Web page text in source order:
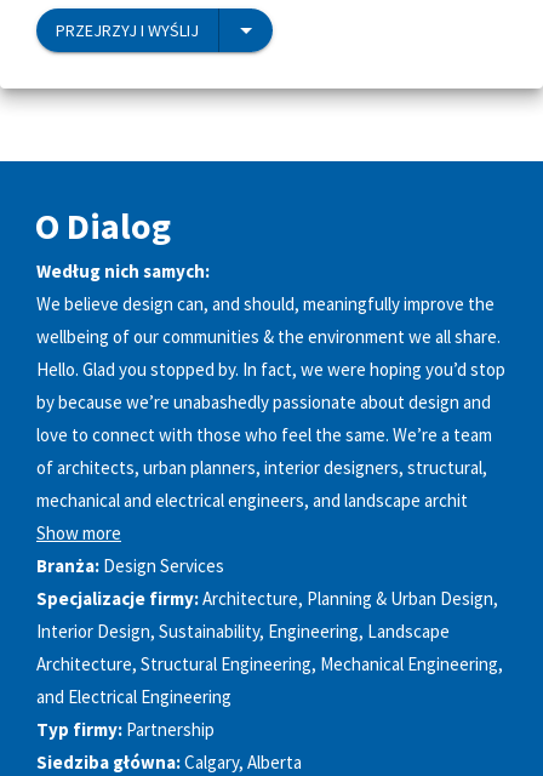
PRZEJRZYJ I WYŚLIJ
O Dialog
Według nich samych:
We believe design can, and should, meaningfully improve the
wellbeing of our communities & the environment we all share.
Hello. Glad you stopped by. In fact, we were hoping you’d stop
by because we’re unabashedly passionate about design and
love to connect with those who feel the same. We’re a team
of architects, urban planners, interior designers, structural,
mechanical and electrical engineers, and landscape archit
Show more
Branża: Design Services
Specjalizacje firmy:Architecture, Planning & Urban Design,
Interior Design, Sustainability, Engineering, Landscape
Architecture, Structural Engineering, Mechanical Engineering,
and Electrical Engineering
Typ firmy: Partnership
Siedziba główna:Calgary, Alberta